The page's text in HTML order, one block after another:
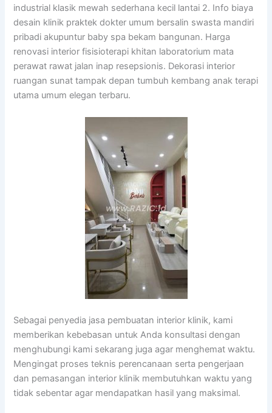
industrial klasik mewah sederhana kecil lantai 2. Info biaya
desain klinik praktek dokter umum bersalin swasta mandiri
pribadi akupuntur baby spa bekam bangunan. Harga
renovasi interior fisisioterapi khitan laboratorium mata
perawat rawat jalan inap resepsionis. Dekorasi interior
ruangan sunat tampak depan tumbuh kembang anak terapi
utama umum elegan terbaru.
Sebagai penyedia jasa pembuatan interior klinik, kami
memberikan kebebasan untuk Anda konsultasi dengan
menghubungi kami sekarang juga agar menghemat waktu.
Mengingat proses teknis perencanaan serta pengerjaan
dan pemasangan interior klinik membutuhkan waktu yang
tidak sebentar agar mendapatkan hasil yang maksimal.